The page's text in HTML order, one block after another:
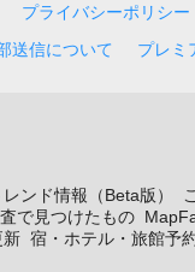
プライバシーポリシー
送信について プレミ
ンド情報（Beta版）
で見つけたもの
新 宿・ホテル・旅館予